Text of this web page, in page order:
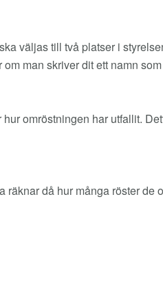
väljas till två platser i
man skriver dit ett namn
omröstningen har utfallit.
då hur många röster de